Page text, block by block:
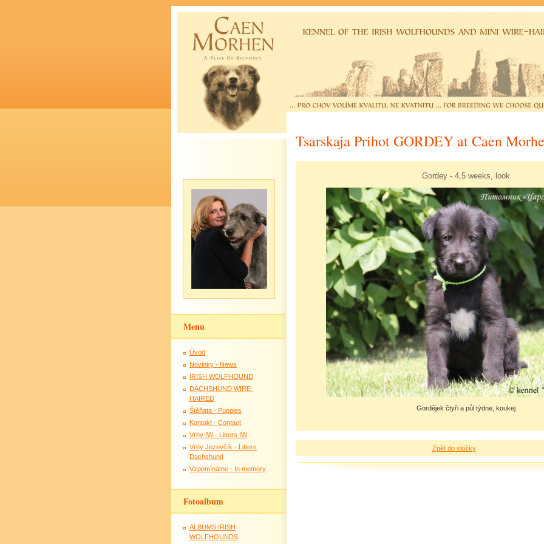
Tsarskaja Prihot GORDEY at Caen
Gordey - 4,5 weeks, look
Gordějek čtyři a půl týdne, koukej
Zpět do složky
Menu
Úvod
Novinky - News
IRISH WOLFHOUND
DACHSHUND WIRE-
HAIRED
Štěňata - Puppies
Kontakt - Contact
Vrhy IW - Litters IW
Vrhy Jezevčík - Litters
Dachshund
Vzpomínáme - In memory
Fotoalbum
ALBUMS IRISH
WOLFHOUNDS